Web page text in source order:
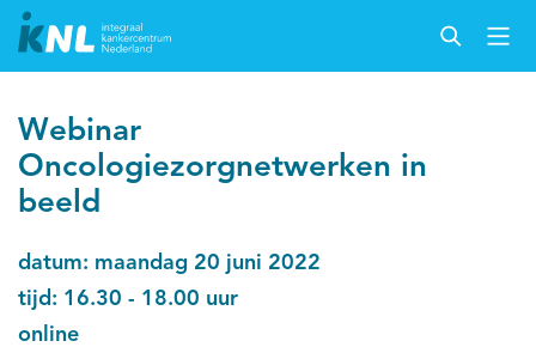
Webinar
Oncologiezorgnetwerken in
beeld
datum: maandag 20 juni 2022
tijd: 16.30 - 18.00 uur
online